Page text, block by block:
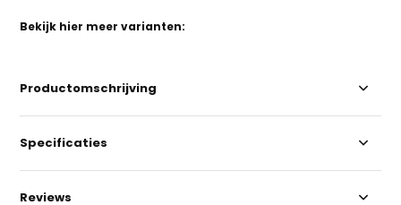
Bekijk hier meer varianten:
Productomschrijving
Specificaties
Reviews